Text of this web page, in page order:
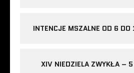
INTENCJE MSZALNE OD 6
XIV NIEDZIELA ZWYKŁA –